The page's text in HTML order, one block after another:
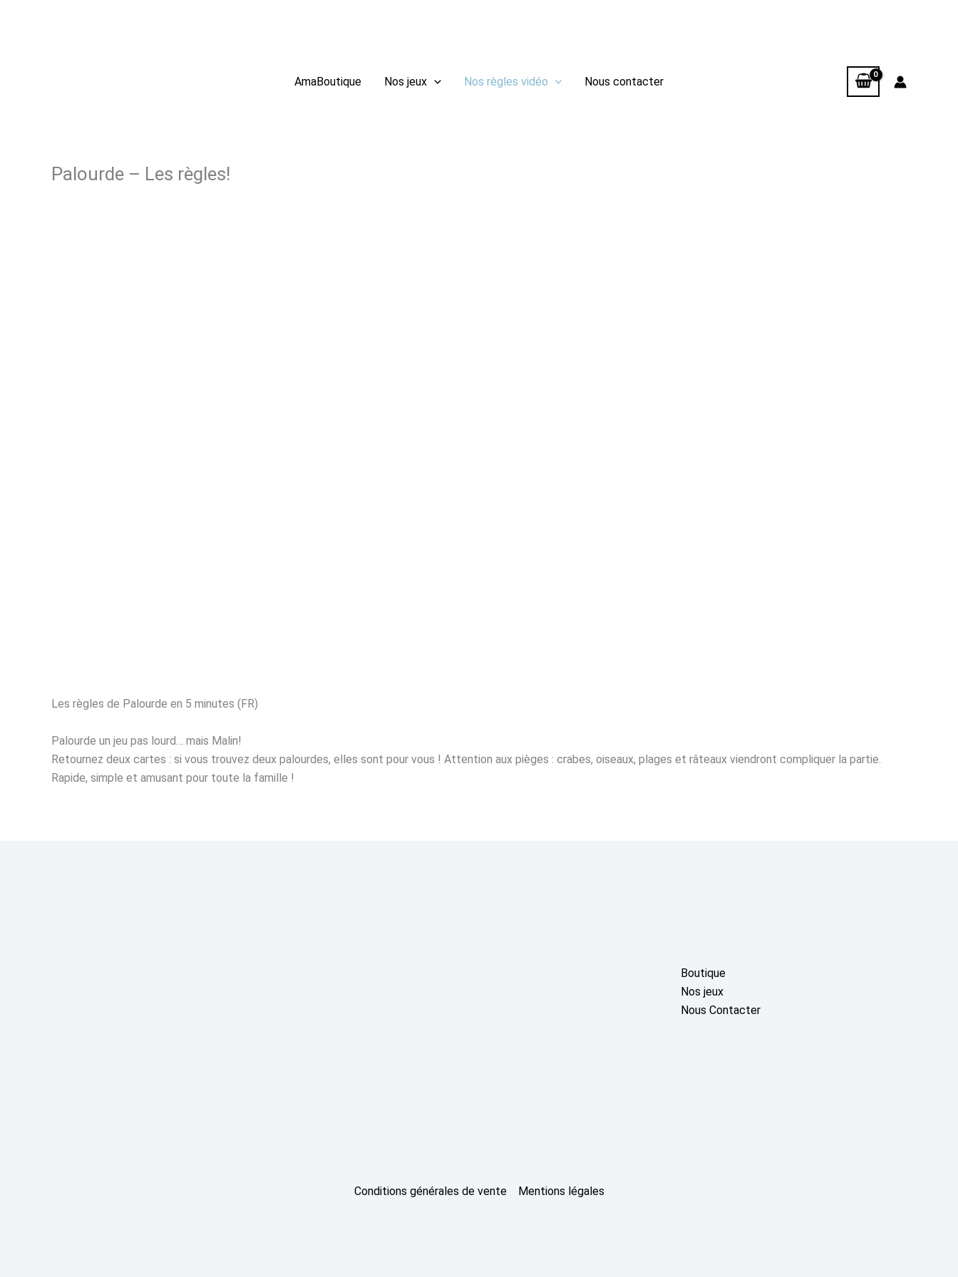
AmaBoutique Nos jeux Nos règles vidéo Nous contacter
Palourde – Les règles!
Les règles de Palourde en 5 minutes (FR)
Palourde un jeu pas lourd… mais Malin!
Retournez deux cartes : si vous trouvez deux palourdes, elles sont pour vous ! Attention aux pièges : crabes, oiseaux, plages et râteaux viendront compliquer la partie.
Rapide, simple et amusant pour toute la famille !
Boutique
Nos jeux
Nous Contacter
Conditions générales de vente Mentions légales